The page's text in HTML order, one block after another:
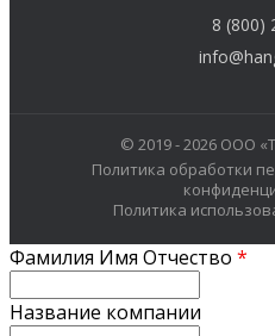
8 (800)
© 2019 - 2026 ООО
Политика обработки
Политика
Фамилия Имя Отчество *
Название компании